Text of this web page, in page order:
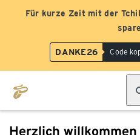
Für kurze Zeit mit der
DANKE26 Code
Herzlich willkommen